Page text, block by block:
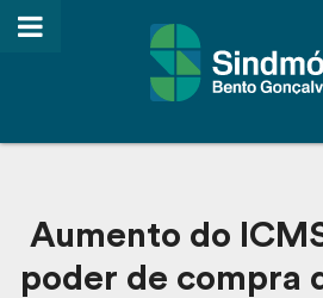
Aumento do
poder de compra